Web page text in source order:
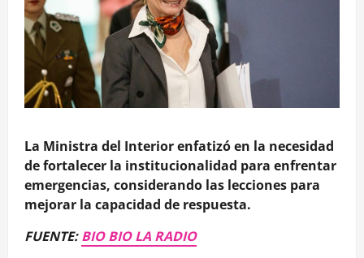
La Ministra del Interior enfatizó en la necesidad
de fortalecer la institucionalidad para enfrentar
emergencias, considerando las lecciones para
mejorar la capacidad de respuesta.
FUENTE:BIO BIO LA RADIO